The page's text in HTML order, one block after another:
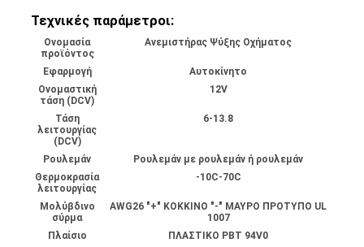
Τεχνικές παράμετροι:
Ονομασία
προϊόντος
Ανεμιστήρας Ψύξης Οχήματος
Εφαρμογή
Αυτοκίνητο
Ονομαστική
τάση (DCV)
12V
Τάση
λειτουργίας
(DCV)
6-13.8
Ρουλεμάν
Ρουλεμάν με ρουλεμάν ή ρουλεμάν
Θερμοκρασία
λειτουργίας
-10C-70C
Μολύβδινο
σύρμα
AWG26 "+" ΚΟΚΚΙΝΟ "-" ΜΑΥΡΟ ΠΡΟΤΥΠΟ UL
1007
Πλαίσιο
ΠΛΑΣΤΙΚΟ PBT 94V0